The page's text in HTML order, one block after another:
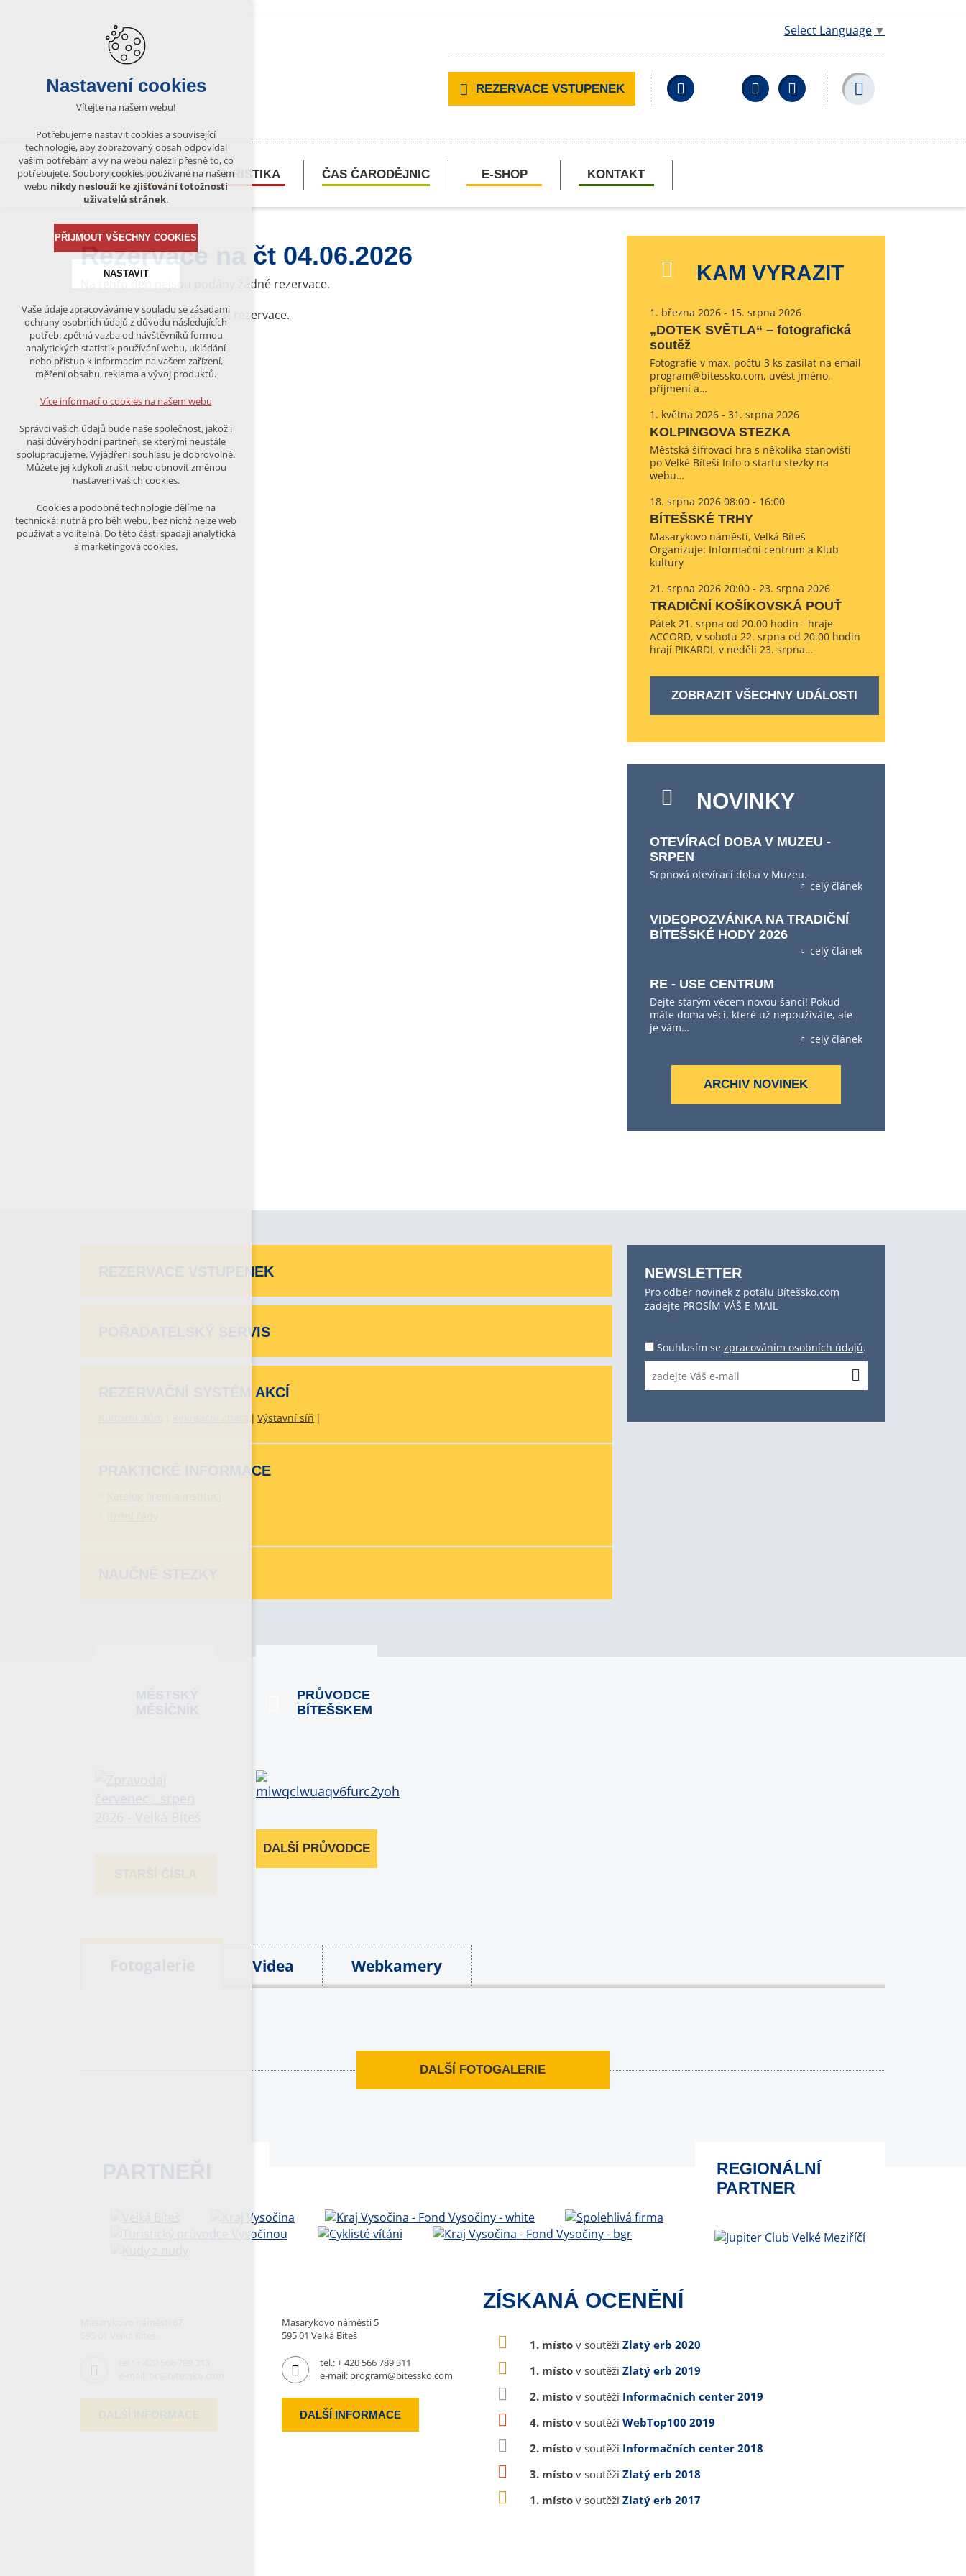
Select Language ▼
REZERVACE VSTUPENEK Facebook YouTubeWikipedia
KULTURA TURISTIKA ČAS ČARODĚJNIC E-SHOP KONTAKT
Rezervace na čt 04.06.2026
Na tento den nejsou podány žádné rezervace.
Na tento den nelze podávat rezervace.
KAM VYRAZIT
1. března 2026 - 15. srpna 2026
„DOTEK SVĚTLA“ – fotografická
soutěž
Fotografie v max. počtu 3 ks zasílat na email
program@bitessko.com, uvést jméno,
příjmení a…
1. května 2026 - 31. srpna 2026
KOLPINGOVA STEZKA
Městská šifrovací hra s několika stanovišti
po Velké Bíteši Info o startu stezky na
webu…
18. srpna 2026 08:00 - 16:00
BÍTEŠSKÉ TRHY
Masarykovo náměstí, Velká Bíteš
Organizuje: Informační centrum a Klub
kultury
21. srpna 2026 20:00 - 23. srpna 2026
TRADIČNÍ KOŠÍKOVSKÁ POUŤ
Pátek 21. srpna od 20.00 hodin - hraje
ACCORD, v sobotu 22. srpna od 20.00 hodin
hrají PIKARDI, v neděli 23. srpna…
ZOBRAZIT VŠECHNY UDÁLOSTI
NOVINKY
OTEVÍRACÍ DOBA V MUZEU -
SRPEN
Srpnová otevírací doba v Muzeu.
celý článek
VIDEOPOZVÁNKA NA TRADIČNÍ
BÍTEŠSKÉ HODY 2026
celý článek
RE - USE CENTRUM
Dejte starým věcem novou šanci! Pokud
máte doma věci, které už nepoužíváte, ale
je vám…
celý článek
ARCHIV NOVINEK
REZERVACE VSTUPENEK
POŘADATELSKÝ SERVIS
REZERVAČNÍ SYSTÉM AKCÍ
Výstavní síň
PRAKTICKÉ INFORMACE
NEWSLETTER
Pro odběr novinek z potálu Bítešsko.com
zadejte PROSÍM VÁŠ E-MAIL
Souhlasím se zpracováním osobních údajů.
PRŮVODCE
BÍTEŠSKEM
DALŠÍ PRŮVODCE
Videa Webkamery
DALŠÍ FOTOGALERIE
REGIONÁLNÍ
PARTNER
Masarykovo náměstí 5
595 01 Velká Bíteš
tel.:+ 420 566 789 311
e-mail: program@bitessko.com
DALŠÍ INFORMACE
ZÍSKANÁ OCENĚNÍ
1. místo v soutěži Zlatý erb 2020
1. místo v soutěži Zlatý erb 2019
2. místo v soutěži Informačních center 2019
4. místo v soutěži WebTop100 2019
2. místo v soutěži Informačních center 2018
3. místo v soutěži Zlatý erb 2018
1. místo v soutěži Zlatý erb 2017
Nastavení cookies
Vítejte na našem webu!
Potřebujeme nastavit cookies a související
technologie, aby zobrazovaný obsah odpovídal
vašim potřebám a vy na webu nalezli přesně to, co
potřebujete. Soubory cookies používané na našem
webu nikdy neslouží ke zjišťování totožnosti
uživatelů stránek.
PŘIJMOUT VŠECHNY COOKIES
NASTAVIT
Technická cookies
nutná pro provozování webu
udržení kontextu stránek (session):
případná přihlášení, volby jazyka, apod.
analytická pro anonymizované
vyhodnocení návštěvnosti
marketingová cookies (Google)
Více informací o cookies na našem webu
ODMÍTNOUT VŠE
Vaše údaje zpracováváme v souladu se zásadami
ochrany osobních údajů z důvodu následujících
potřeb: zpětná vazba od návštěvníků formou
analytických statistik používání webu, ukládání
nebo přístup k informacím na vašem zařízení,
měření obsahu, reklama a vývoj produktů.
Více informací o cookies na našem webu
Správci vašich údajů bude naše společnost, jakož i
naši důvěryhodní partneři, se kterými neustále
spolupracujeme. Vyjádření souhlasu je dobrovolné.
Můžete jej kdykoli zrušit nebo obnovit změnou
nastavení vašich cookies.
Cookies a podobné technologie dělíme na
technická: nutná pro běh webu, bez nichž nelze web
používat a volitelná. Do této části spadají analytická
a marketingová cookies.